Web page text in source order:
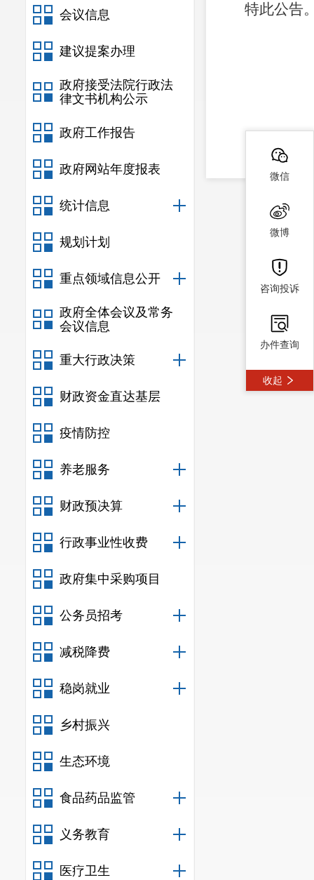
会议信息
建议提案办理
政府接受法院行政法
律文书机构公示
政府工作报告
政府网站年度报表
统计信息
规划计划
重点领域信息公开
政府全体会议及常务
会议信息
重大行政决策
财政资金直达基层
疫情防控
养老服务
财政预决算
行政事业性收费
政府集中采购项目
公务员招考
减税降费
稳岗就业
乡村振兴
生态环境
食品药品监管
义务教育
医疗卫生
特此公告
微信
微博
咨询投诉
办件查询
收起